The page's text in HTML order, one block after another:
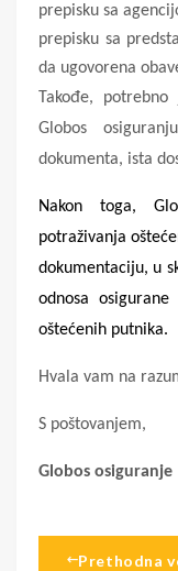
prepisku sa
prepisku sa
da ugovorena
Takođe,
Globos
dokumenta, ista
Nakon toga,
potraživanja
dokumentaciju, u
odnosa
oštećenih putnika.
Hvala vam na
S poštovanjem,
Globos osiguranje
Prethodna